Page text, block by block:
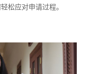
松应对申请过程。